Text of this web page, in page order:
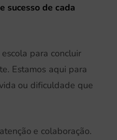
sucesso de cada
para concluir
Estamos aqui para
ou dificuldade que
e colaboração.